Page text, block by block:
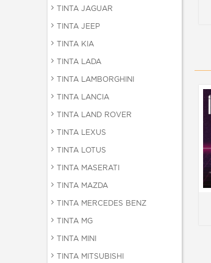
TINTA JAGUAR
TINTA JEEP
TINTA KIA
TINTA LADA
TINTA LAMBORGHINI
TINTA LANCIA
TINTA LAND ROVER
TINTA LEXUS
TINTA LOTUS
TINTA MASERATI
TINTA MAZDA
TINTA MERCEDES BENZ
TINTA MG
TINTA MINI
TINTA MITSUBISHI